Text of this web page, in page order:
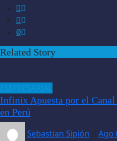
Related Story
Infinix Apuesta por el
en Perú
Sebastian Sipión
Ago